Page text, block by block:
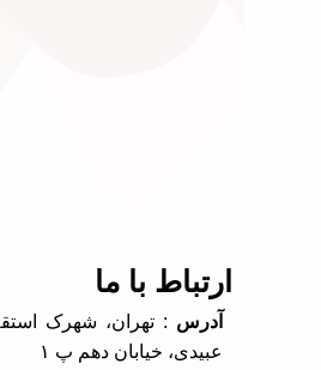
ارتباط با ما
آدرس : تهران، شهرک
عبیدی، خیابان دهم پ ۱